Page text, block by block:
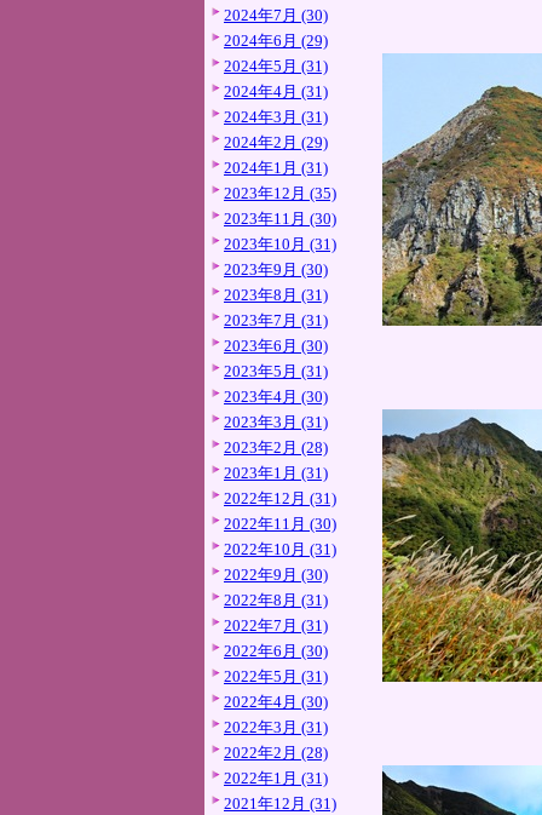
2024年7月 (30)
2024年6月 (29)
2024年5月 (31)
2024年4月 (31)
2024年3月 (31)
2024年2月 (29)
2024年1月 (31)
2023年12月 (35)
2023年11月 (30)
2023年10月 (31)
2023年9月 (30)
2023年8月 (31)
2023年7月 (31)
2023年6月 (30)
2023年5月 (31)
2023年4月 (30)
2023年3月 (31)
2023年2月 (28)
2023年1月 (31)
2022年12月 (31)
2022年11月 (30)
2022年10月 (31)
2022年9月 (30)
2022年8月 (31)
2022年7月 (31)
2022年6月 (30)
2022年5月 (31)
2022年4月 (30)
2022年3月 (31)
2022年2月 (28)
2022年1月 (31)
2021年12月 (31)